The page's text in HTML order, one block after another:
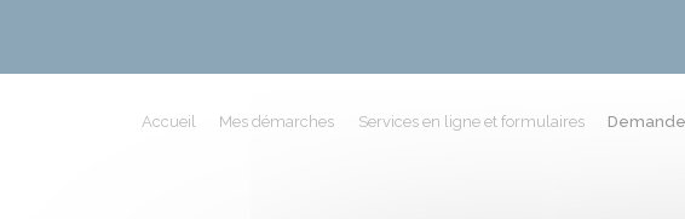
Accueil Mes démarches Services en ligne et formulaires